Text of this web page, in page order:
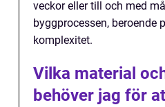
veckor eller till och med
byggprocessen, beroende
komplexitet.
Vilka material
behöver jag för